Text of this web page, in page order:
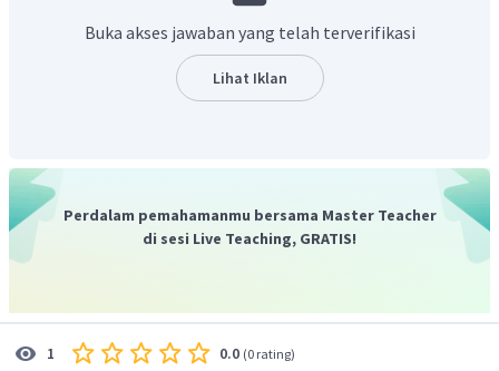
Buka akses jawaban yang telah terverifikasi
Lihat Iklan
Perdalam pemahamanmu bersama Master Teacher
di sesi Live Teaching, GRATIS!
1 0.0 (0 rating)